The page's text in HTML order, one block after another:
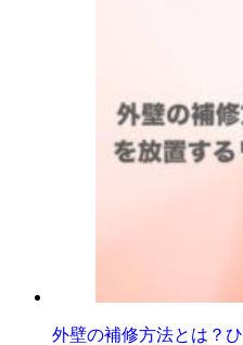
外壁の補修方法とは？